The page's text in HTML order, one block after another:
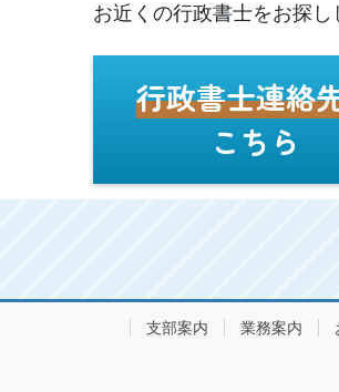
お近くの行政書士をお探し
行政書士連絡
こちら
支部案内 業務案内